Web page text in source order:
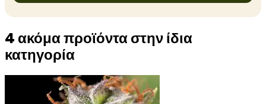
4 ακόμα προϊόντα στην ίδια
κατηγορία